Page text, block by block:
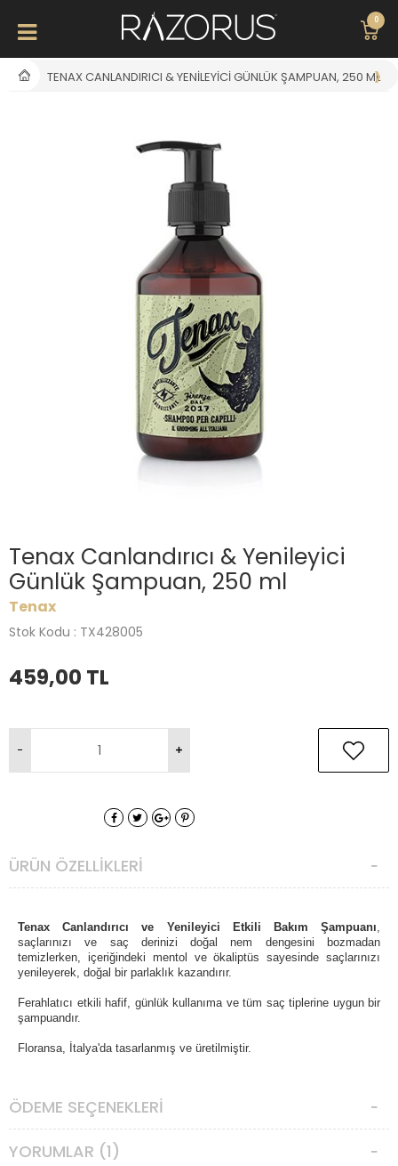
0
TENAX CANLANDIRICI & YENILEYICI GÜNLÜK ŞAMPUAN, 250 ML
Tenax Canlandırıcı & Yenileyici
Günlük Şampuan, 250 ml
Tenax
Stok Kodu : TX428005
459,00 TL
ÜRÜN ÖZELLIKLERI
Tenax Canlandırıcı ve Yenileyici Etkili Bakım Şampuanı,
saçlarınızı ve saç derinizi doğal nem dengesini bozmadan
temizlerken, içeriğindeki mentol ve ökaliptüs sayesinde saçlarınızı
yenileyerek, doğal bir parlaklık kazandırır.
Ferahlatıcı etkili hafif, günlük kullanıma ve tüm saç tiplerine uygun bir
şampuandır.
Floransa, İtalya'da tasarlanmış ve üretilmiştir.
ÖDEME SEÇENEKLERI
YORUMLAR (1)